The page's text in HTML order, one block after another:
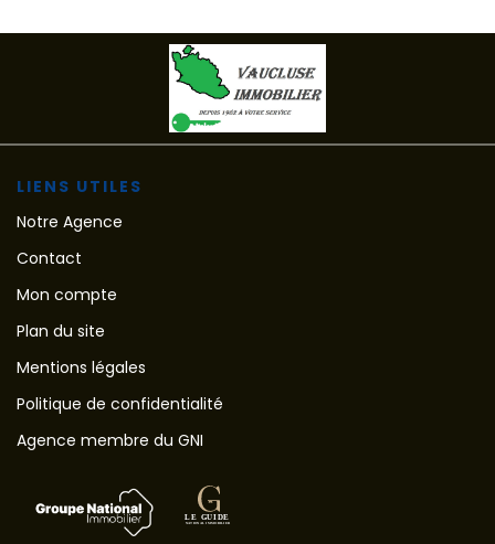
LIENS UTILES
Notre Agence
Contact
Mon compte
Plan du site
Mentions légales
Politique de confidentialité
Agence membre du GNI